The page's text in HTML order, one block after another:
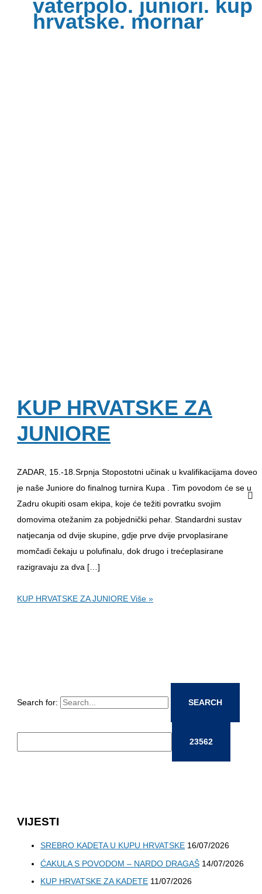
vaterpolo. juniori. kup
hrvatske. mornar
KUP HRVATSKE ZA
JUNIORE
ZADAR, 15.-18.Srpnja Stopostotni učinak u kvalifikacijama doveo
je naše Juniore do finalnog turnira Kupa . Tim povodom će se u
Zadru okupiti osam ekipa, koje će težiti povratku svojim
domovima otežanim za pobjednički pehar. Standardni sustav
natjecanja od dvije skupine, gdje prve dvije prvoplasirane
momčadi čekaju u polufinalu, dok drugo i trećeplasirane
razigravaju za dva […]
KUP HRVATSKE ZA JUNIORE Više »
Search for:
VIJESTI
SREBRO KADETA U KUPU HRVATSKE 16/07/2026
ĆAKULA S POVODOM – NARDO DRAGAŠ 14/07/2026
KUP HRVATSKE ZA KADETE 11/07/2026